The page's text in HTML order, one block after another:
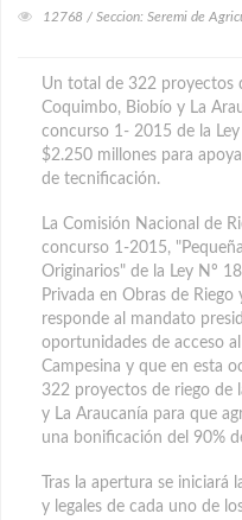
12768 / Seccion: Seremi de
Un total de 322 proyectos
Coquimbo, Biobío y La
concurso 1- 2015 de la
$2.250 millones para
de tecnificación.
La Comisión Nacional de
concurso 1-2015,
Originarios" de la Ley Nº
Privada en Obras de Riego
responde al mandato
oportunidades de acceso
Campesina y que en esta
322 proyectos de riego de
y La Araucanía para que
una bonificación del 90%
Tras la apertura se
y legales de cada uno de